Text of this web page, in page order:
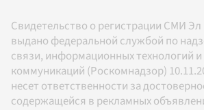
Свидетельство о регистрации СМИ
выдано федеральной службой по
связи, информационных технологий
коммуникаций (Роскомнадзор)
несет ответственности за
содержащейся в рекламных